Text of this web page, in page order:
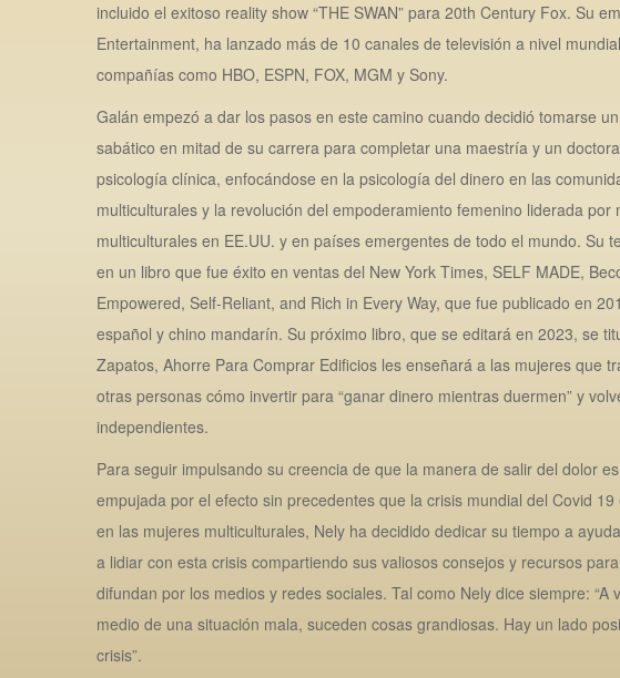
incluido el exitoso reality show “THE SWAN” para 20th Century Fox. Su
Entertainment, ha lanzado más de 10 canales de televisión a nivel
compañías como HBO, ESPN, FOX, MGM y Sony.
Galán empezó a dar los pasos en este camino cuando decidió tomarse
sabático en mitad de su carrera para completar una maestría y un
psicología clínica, enfocándose en la psicología del dinero en las
multiculturales y la revolución del empoderamiento femenino liderada por
multiculturales en EE.UU. y en países emergentes de todo el mundo. Su
en un libro que fue éxito en ventas del New York Times, SELF MADE,
Empowered, Self-Reliant, and Rich in Every Way, que fue publicado en
español y chino mandarín. Su próximo libro, que se editará en 2023, se
Zapatos, Ahorre Para Comprar Edificios les enseñará a las mujeres que
otras personas cómo invertir para “ganar dinero mientras duermen” y
independientes.
Para seguir impulsando su creencia de que la manera de salir del dolor
empujada por el efecto sin precedentes que la crisis mundial del Covid 19
en las mujeres multiculturales, Nely ha decidido dedicar su tiempo a
a lidiar con esta crisis compartiendo sus valiosos consejos y recursos
difundan por los medios y redes sociales. Tal como Nely dice siempre: “A
medio de una situación mala, suceden cosas grandiosas. Hay un lado
crisis”.